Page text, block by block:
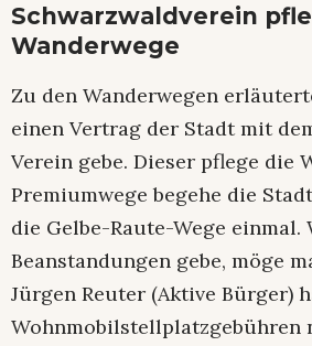
Schwarzwaldverein
Wanderwege
Zu den Wanderwegen
einen Vertrag der Stadt mit
Verein gebe. Dieser pflege die
Premiumwege begehe die
die Gelbe-Raute-Wege einmal.
Beanstandungen gebe, möge
Jürgen Reuter (Aktive Bürger)
Wohnmobilstellplatzgebühren